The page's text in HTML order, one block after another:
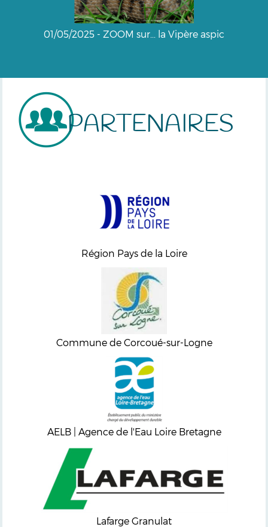
01/05/2025 - ZOOM sur... la Vipère aspic
PARTENAIRES
Région Pays de la Loire
Commune de Corcoué-sur-Logne
AELB | Agence de l'Eau Loire Bretagne
Lafarge Granulat